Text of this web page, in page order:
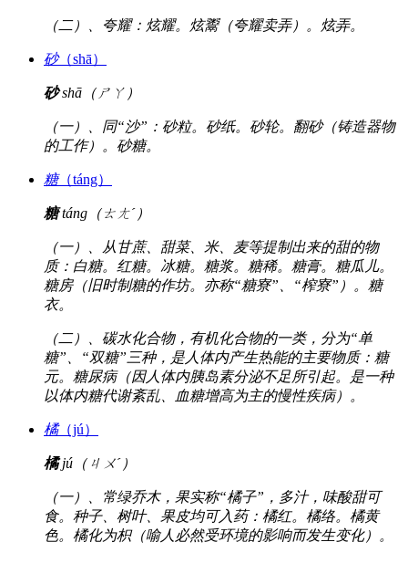
（二）、夸耀：炫耀。炫鬻（夸耀卖弄）。炫弄。
砂（shā）
砂shā（ㄕㄚ）
（一）、同“沙”：砂粒。砂纸。砂轮。翻砂（铸造器物
的工作）。砂糖。
糖（táng）
糖táng（ㄊㄤˊ）
（一）、从甘蔗、甜菜、米、麦等提制出来的甜的物
质：白糖。红糖。冰糖。糖浆。糖稀。糖膏。糖瓜儿。
糖房（旧时制糖的作坊。亦称“糖寮”、“榨寮”）。糖
衣。
（二）、碳水化合物，有机化合物的一类，分为“单
糖”、“双糖”三种，是人体内产生热能的主要物质：糖
元。糖尿病（因人体内胰岛素分泌不足所引起。是一种
以体内糖代谢紊乱、血糖增高为主的慢性疾病）。
橘（jú）
橘jú（ㄐㄨˊ）
（一）、常绿乔木，果实称“橘子”，多汁，味酸甜可
食。种子、树叶、果皮均可入药：橘红。橘络。橘黄
色。橘化为枳（喻人必然受环境的影响而发生变化）。